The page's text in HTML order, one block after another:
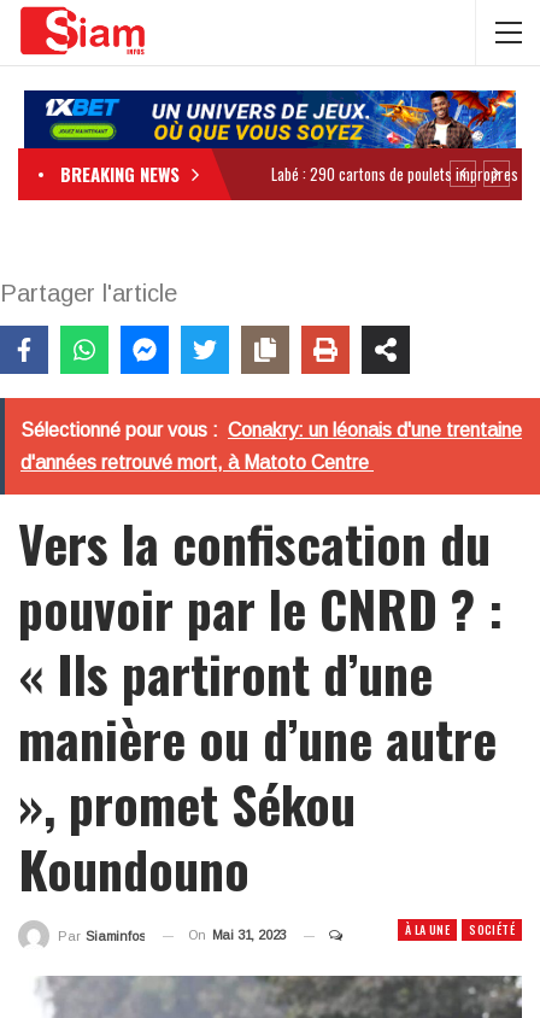
BREAKING NEWS
Partager l'article
Sélectionné pour vous : Conakry: un léonais d'une trentaine
d'années retrouvé mort, à Matoto Centre
Vers la confiscation du
pouvoir par le CNRD ? :
« Ils partiront d’une
manière ou d’une autre
», promet Sékou
Koundouno
À LA UNE SOCIÉTÉ
Par Siaminfos On Mai 31, 2023